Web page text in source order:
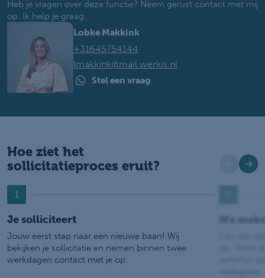
Heb je vragen over deze functie? Neem gerust contact met mij
op. Ik help je graag.
Lobke Makkink
+31645754144
lmakkink@mail.werkis.nl
Stel een vraag
Hoe ziet het
sollicitatieproces eruit?
1
Je solliciteert
Jouw eerst stap naar een nieuwe baan! Wij
bekijken je sollicitatie en nemen binnen twee
werkdagen contact met je op.
We